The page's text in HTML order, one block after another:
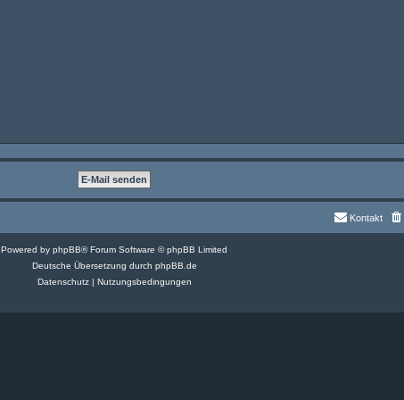
Kontakt
Powered by phpBB® Forum Software © phpBB Limited
Deutsche Übersetzung durch phpBB.de
Datenschutz| Nutzungsbedingungen